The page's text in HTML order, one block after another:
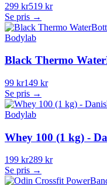
299 kr519 kr
Se pris →
Bodylab
Black Thermo
99 kr149 kr
Se pris →
Bodylab
Whey 100 (1 kg) -
199 kr289 kr
Se pris →